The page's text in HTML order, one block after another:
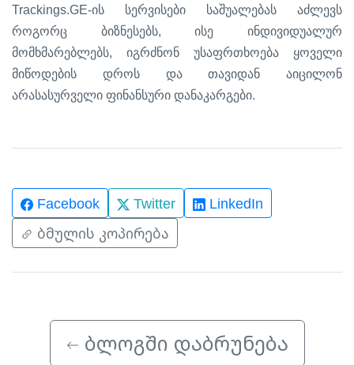
Trackings.GE-ის სერვისები საშუალებას
აძლევს
როგორც
ბიზნესებს,ისე
ინდივიდუალურ
მომხმარებლებს, იგრძნონ უსაფრთხოება
ყოველი
მიწოდების
დროს და თავიდან
აიცილონ
არასასურველი ფინანსური დანაკარგები.
Facebook Twitter
LinkedIn
ბმულის კოპირება
ბლოგში დაბრუნება